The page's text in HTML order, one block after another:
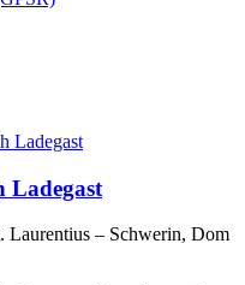
Ladegast
Laurentius – Schwerin, Dom